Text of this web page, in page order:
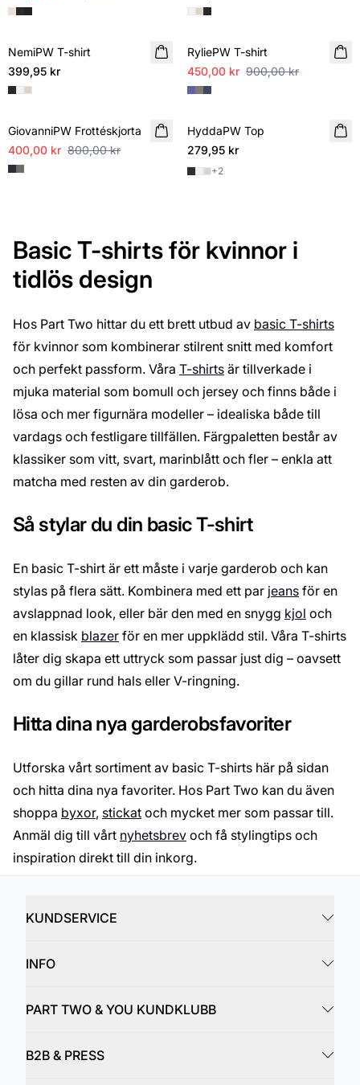
NemiPW T-shirt
399,95 kr
SALE
RyliePW T-shirt
450,00 kr 900,00 kr
SALE
GiovanniPW Frottéskjorta
400,00 kr 800,00 kr
HyddaPW Top
279,95 kr
+2
Basic T-shirts för kvinnor i
tidlös design
Hos Part Two hittar du ett brett utbud av basic T-shirts
för kvinnor som kombinerar stilrent snitt med komfort
och perfekt passform. Våra T-shirts är tillverkade i
mjuka material som bomull och jersey och finns både i
lösa och mer figurnära modeller – idealiska både till
vardags och festligare tillfällen. Färgpaletten består av
klassiker som vitt, svart, marinblått och fler – enkla att
matcha med resten av din garderob.
Så stylar du din basic T-shirt
En basic T-shirt är ett måste i varje garderob och kan
stylas på flera sätt. Kombinera med ett par jeans för en
avslappnad look, eller bär den med en snygg kjol och
en klassisk blazer för en mer uppklädd stil. Våra T-shirts
låter dig skapa ett uttryck som passar just dig – oavsett
om du gillar rund hals eller V-ringning.
Hitta dina nya garderobsfavoriter
Utforska vårt sortiment av basic T-shirts här på sidan
och hitta dina nya favoriter. Hos Part Two kan du även
shoppa byxor, stickat och mycket mer som passar till.
Anmäl dig till vårt nyhetsbrev och få stylingtips och
inspiration direkt till din inkorg.
KUNDSERVICE
INFO
PART TWO & YOU KUNDKLUBB
B2B & PRESS